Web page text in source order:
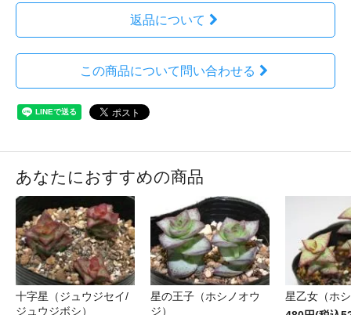
返品について
この商品について問い合わせる
あなたにおすすめの商品
十字星（ジュウジセイ/
ジュウジボシ）
星の王子（ホシノオウ
ジ）
星乙女（ホ